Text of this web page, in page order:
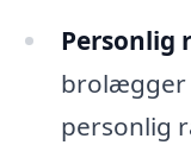
Personlig
brolægger
personlig